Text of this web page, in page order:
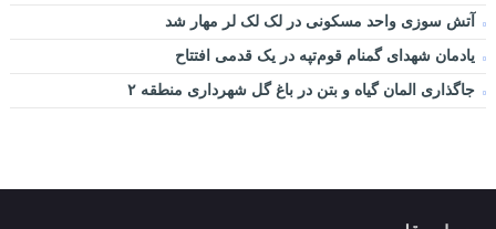
آتش سوزی واحد مسکونی در لک لک لر مهار شد
یادمان شهدای گمنام قوم‌تپه در یک قدمی افتتاح
جاگذاری المان گیاه و بتن در باغ گل شهرداری منطقه ۲